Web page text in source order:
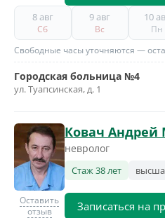
8 авг
Сб
9 авг
Вс
10
Пн
Свободные часы уточняются —
Городская больница №4
ул. Туапсинская, д. 1
Оставить
отзыв
Ковач
невролог
Стаж 38 лет
Записаться на